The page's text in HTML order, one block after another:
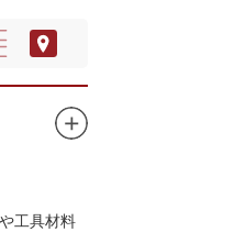
工具材料